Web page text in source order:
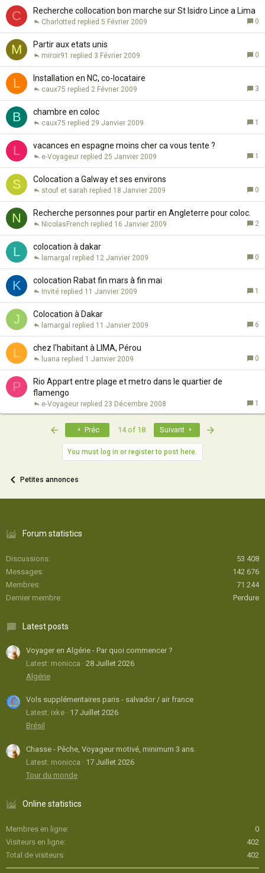
C Recherche collocation bon marche sur St Isidro Lince a Lima
0
5 Février 2009
Charlotted
M Partir aux etats unis
0
3 Février 2009
miroir91
L Installation en NC, co-locataire
3
2 Février 2009
caux75
B chambre en coloc
1
29 Janvier 2009
caux75
L vacances en espagne moins cher ca vous tente ?
1
25 Janvier 2009
e-Voyageur
S Colocation a Galway et ses environs
0
18 Janvier 2009
stouf et sarah
N Recherche personnes pour partir en Angleterre pour coloc.
2
16 Janvier 2009
NicolasFrench
L colocation à dakar
0
12 Janvier 2009
lamargal
K colocation Rabat fin mars à fin mai
1
11 Janvier 2009
Invité
J Colocation à Dakar
6
11 Janvier 2009
lamargal
L chez l'habitant à LIMA, Pérou
0
1 Janvier 2009
luana
P
Rio Appart entre plage et metro dans le quartier de
flamengo
1
23 Décembre 2008
e-Voyageur
Préc 14 of 18 Suivant
You must log in or register to post here.
Petites annonces
Forum statistics
Discussions
53 408
Messages
142 676
Membres
71 244
Dernier membre
Perdure
Latest posts
Voyager en Algérie - Par quoi commencer ?
Latest: monicca
28 Juillet 2026
Algérie
Vols supplémentaires paris - salvador / air france
Latest: ixke
17 Juillet 2026
Brésil
Chasse - Pêche, Voyageur motivé, minimum 3 ans.
Latest: monicca
17 Juillet 2026
Tour du monde
Online statistics
Membres en ligne
0
Visiteurs en ligne
402
Total de visiteurs
402